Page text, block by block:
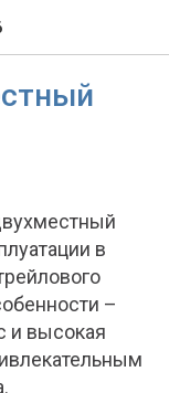
в
–
и высокая